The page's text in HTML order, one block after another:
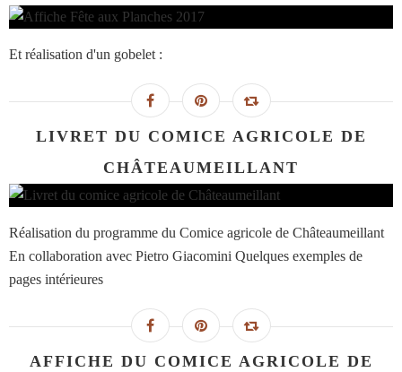
Et réalisation d'un gobelet :
LIVRET DU COMICE AGRICOLE DE
CHÂTEAUMEILLANT
Réalisation du programme du Comice agricole de Châteaumeillant
En collaboration avec Pietro Giacomini Quelques exemples de
pages intérieures
AFFICHE DU COMICE AGRICOLE DE